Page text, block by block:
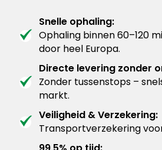
Snelle ophaling:
Ophaling binnen 60–120
door heel Europa.
Directe levering zonder
Zonder tussenstops –
markt.
Veiligheid & Verzekering:
Transportverzekering